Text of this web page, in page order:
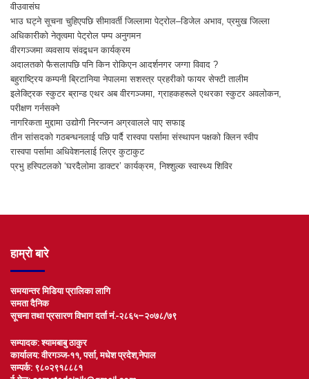
वीउवासंघ
भाउ घट्ने सूचना चुहिएपछि सीमावर्ती जिल्लामा पेट्रोल–डिजेल अभाव, प्रमुख जिल्ला
अधिकारीको नेतृत्वमा पेट्रोल पम्प अनुगमन
वीरगञ्जमा व्यवसाय संवद्र्धन कार्यक्रम
अदालतको फैसलापछि पनि किन रोकिएन आदर्शनगर जग्गा विवाद ?
बहुराष्ट्रिय कम्पनी ब्रिटानिया नेपालमा सशस्त्र प्रहरीको फायर सेफ्टी तालीम
इलेक्ट्रिक स्कुटर ब्रान्ड एथर अब वीरगञ्जमा, ग्राहकहरूले एथरका स्कुटर अवलोकन,
परीक्षण गर्नसक्ने
नागरिकता मुद्दामा उद्योगी निरन्जन अग्रवालले पाए सफाइ
तीन सांसदको गठबन्धनलाई पछि पार्दै रास्वपा पर्सामा संस्थापन पक्षको क्लिन स्वीप
रास्वपा पर्सामा अधिवेशनलाई लिएर कुटाकुट
प्रभु हस्पिटलको ‘घरदैलोमा डाक्टर’ कार्यक्रम, निश्शुल्क स्वास्थ्य शिविर
हाम्रो बारे
समयान्तर मिडिया प्रालिका लागि
समता दैनिक
सूचना तथा प्रसारण विभाग दर्ता नं.-२८६५–२०७८/७९
सम्पादक: श्यामबाबु ठाकुर
कार्यालय: वीरगञ्ज-११, पर्सा, मधेश प्रदेश,नेपाल
सम्पर्क: ९८०२९१८८८१